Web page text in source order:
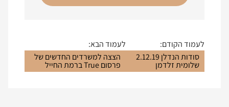
לעמוד הקודם:
סודות הנדלן 2.12.19
שלומית זלדמן
לעמוד הבא:
הצצה למשרדים החדשים של
פרסום True ברמת החייל